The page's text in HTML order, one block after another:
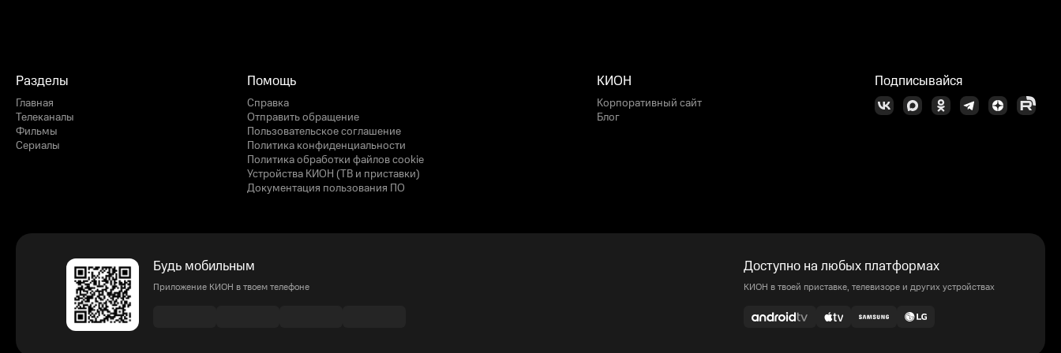
Разделы
Главная
Телеканалы
Фильмы
Сериалы
Помощь
Справка
Отправить обращение
Пользовательское соглашение
Политика конфиденциальности
Политика обработки файлов cookie
Устройства КИОН (ТВ и приставки)
Документация пользования ПО
КИОН
Корпоративный сайт
Блог
Подписывайся
Будь мобильным
Приложение КИОН в твоем телефоне
Доступно на любых платформах
КИОН в твоей приставке, телевизоре и других устройствах